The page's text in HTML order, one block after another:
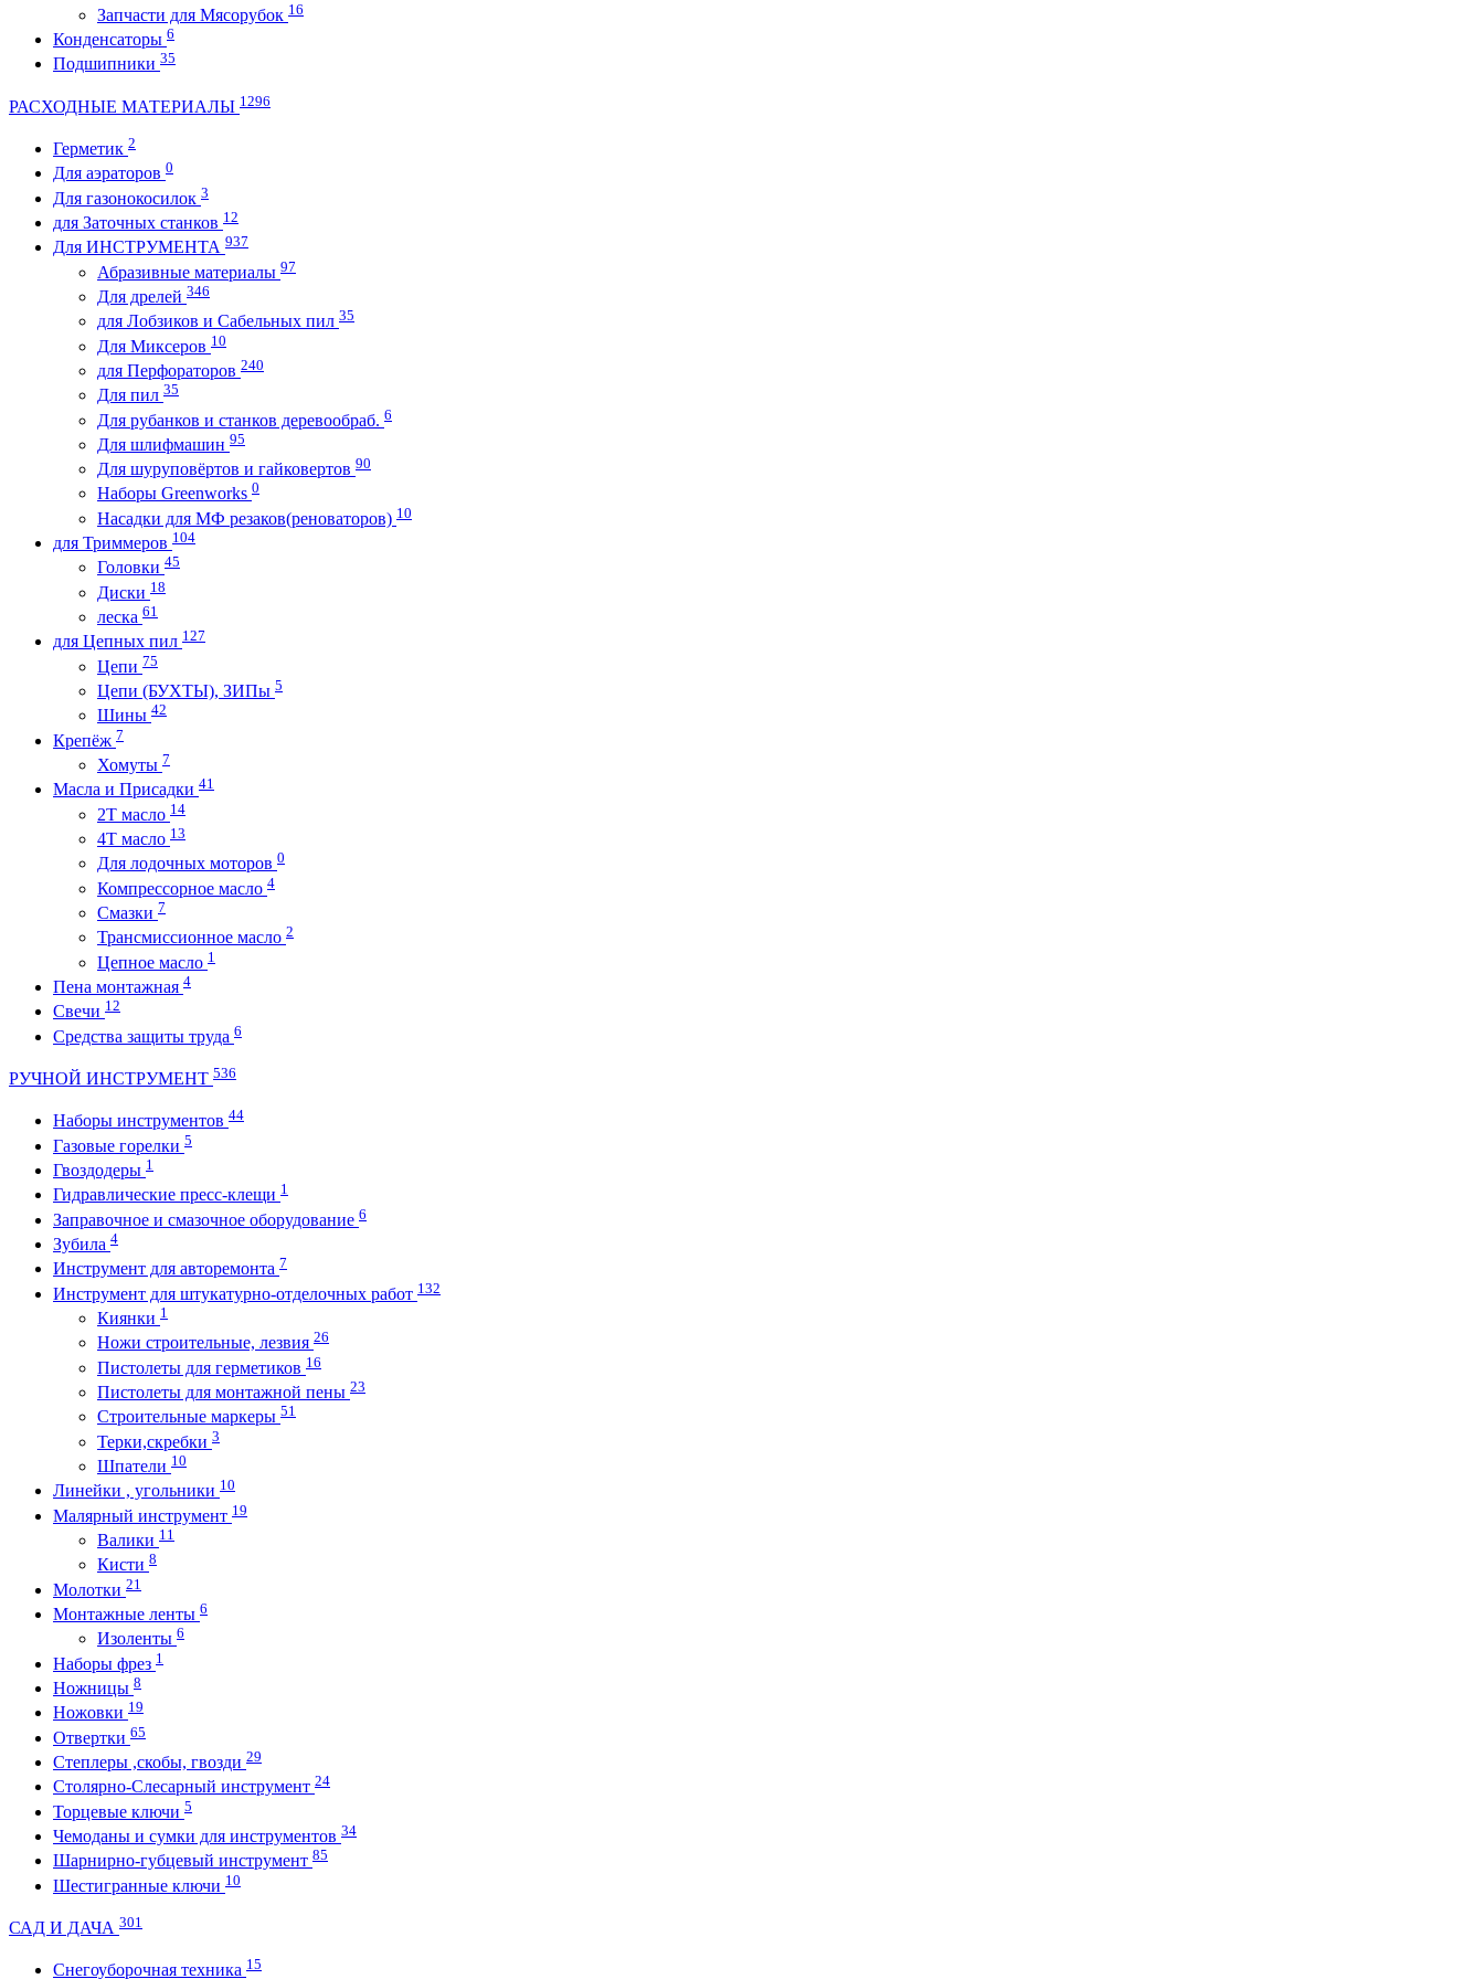
Запчасти для Мясорубок 16
Конденсаторы 6
Подшипники 35
РАСХОДНЫЕ МАТЕРИАЛЫ 1296
Герметик 2
Для аэраторов 0
Для газонокосилок 3
для Заточных станков 12
Для ИНСТРУМЕНТА 937
Абразивные материалы 97
Для дрелей 346
для Лобзиков и Сабельных пил 35
Для Миксеров 10
для Перфораторов 240
Для пил 35
Для рубанков и станков деревообраб. 6
Для шлифмашин 95
Для шуруповёртов и гайковертов 90
Наборы Greenworks 0
Насадки для МФ резаков(реноваторов) 10
для Триммеров 104
Головки 45
Диски 18
леска 61
для Цепных пил 127
Цепи 75
Цепи (БУХТЫ), ЗИПы 5
Шины 42
Крепёж 7
Хомуты 7
Масла и Присадки 41
2Т масло 14
4Т масло 13
Для лодочных моторов 0
Компрессорное масло 4
Смазки 7
Трансмиссионное масло 2
Цепное масло 1
Пена монтажная 4
Свечи 12
Средства защиты труда 6
РУЧНОЙ ИНСТРУМЕНТ 536
Наборы инструментов 44
Газовые горелки 5
Гвоздодеры 1
Гидравлические пресс-клещи 1
Заправочное и смазочное оборудование 6
Зубила 4
Инструмент для авторемонта 7
Инструмент для штукатурно-отделочных работ 132
Киянки 1
Ножи строительные, лезвия 26
Пистолеты для герметиков 16
Пистолеты для монтажной пены 23
Строительные маркеры 51
Терки,скребки 3
Шпатели 10
Линейки , угольники 10
Малярный инструмент 19
Валики 11
Кисти 8
Молотки 21
Монтажные ленты 6
Изоленты 6
Наборы фрез 1
Ножницы 8
Ножовки 19
Отвертки 65
Степлеры ,скобы, гвозди 29
Столярно-Слесарный инструмент 24
Торцевые ключи 5
Чемоданы и сумки для инструментов 34
Шарнирно-губцевый инструмент 85
Шестигранные ключи 10
САД И ДАЧА 301
Снегоуборочная техника 15